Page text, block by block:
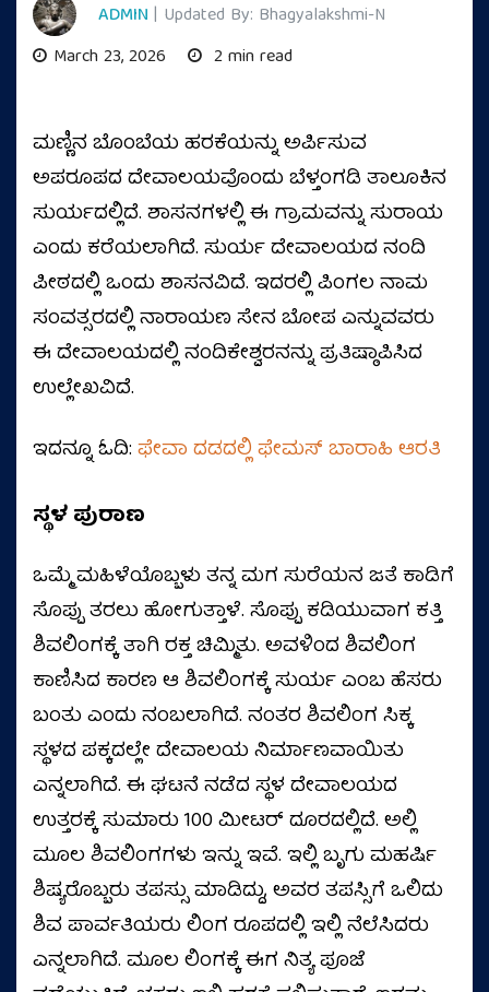
ADMIN | Updated By: Bhagyalakshmi-N
March 23, 2026
2 min read
ಮಣ್ಣಿನ ಬೊಂಬೆಯ ಹರಕೆಯನ್ನು ಅರ್ಪಿಸುವ
ಅಪರೂಪದ ದೇವಾಲಯವೊಂದು ಬೆಳ್ತಂಗಡಿ ತಾಲೂಕಿನ
ಸುರ್ಯದಲ್ಲಿದೆ. ಶಾಸನಗಳಲ್ಲಿ ಈ ಗ್ರಾಮವನ್ನು ಸುರಾಯ
ಎಂದು ಕರೆಯಲಾಗಿದೆ. ಸುರ್ಯ ದೇವಾಲಯದ ನಂದಿ
ಪೀಠದಲ್ಲಿ ಒಂದು ಶಾಸನವಿದೆ. ಇದರಲ್ಲಿ ಪಿಂಗಲ ನಾಮ
ಸಂವತ್ಸರದಲ್ಲಿ ನಾರಾಯಣ ಸೇನ ಬೋಪ ಎನ್ನುವವರು
ಈ ದೇವಾಲಯದಲ್ಲಿ ನಂದಿಕೇಶ್ವರನನ್ನು ಪ್ರತಿಷ್ಠಾಪಿಸಿದ
ಉಲ್ಲೇಖವಿದೆ.
ಇದನ್ನೂ ಓದಿ:ಫೇವಾ ದಡದಲ್ಲಿ ಫೇಮಸ್‌ ಬಾರಾಹಿ ಆರತಿ
ಸ್ಥಳ ಪುರಾಣ
ಒಮ್ಮೆ ಮಹಿಳೆಯೊಬ್ಬಳು ತನ್ನ ಮಗ ಸುರೆಯನ ಜತೆ ಕಾಡಿಗೆ
ಸೊಪ್ಪು ತರಲು ಹೋಗುತ್ತಾಳೆ. ಸೊಪ್ಪು ಕಡಿಯುವಾಗ ಕತ್ತಿ
ಶಿವಲಿಂಗಕ್ಕೆ ತಾಗಿ ರಕ್ತ ಚಿಮ್ಮಿತು. ಅವಳಿಂದ ಶಿವಲಿಂಗ
ಕಾಣಿಸಿದ ಕಾರಣ ಆ ಶಿವಲಿಂಗಕ್ಕೆ ಸುರ್ಯ ಎಂಬ ಹೆಸರು
ಬಂತು ಎಂದು ನಂಬಲಾಗಿದೆ. ನಂತರ ಶಿವಲಿಂಗ ಸಿಕ್ಕ
ಸ್ಥಳದ ಪಕ್ಕದಲ್ಲೇ ದೇವಾಲಯ ನಿರ್ಮಾಣವಾಯಿತು
ಎನ್ನಲಾಗಿದೆ. ಈ ಘಟನೆ ನಡೆದ ಸ್ಥಳ ದೇವಾಲಯದ
ಉತ್ತರಕ್ಕೆ ಸುಮಾರು 100 ಮೀಟರ್ ದೂರದಲ್ಲಿದೆ. ಅಲ್ಲಿ
ಮೂಲ ಶಿವಲಿಂಗಗಳು ಇನ್ನು ಇವೆ. ಇಲ್ಲಿ ಬೃಗು ಮಹರ್ಷಿ
ಶಿಷ್ಯರೊಬ್ಬರು ತಪಸ್ಸು ಮಾಡಿದ್ದು, ಅವರ ತಪಸ್ಸಿಗೆ ಒಲಿದು
ಶಿವ ಪಾರ್ವತಿಯರು ಲಿಂಗ ರೂಪದಲ್ಲಿ ಇಲ್ಲಿ ನೆಲೆಸಿದರು
ಎನ್ನಲಾಗಿದೆ. ಮೂಲ ಲಿಂಗಕ್ಕೆ ಈಗ ನಿತ್ಯ ಪೂಜೆ